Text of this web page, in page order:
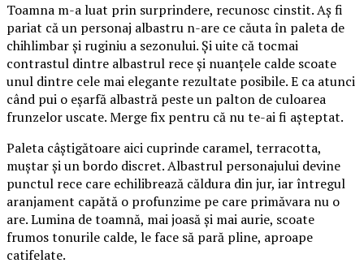
Toamna m-a luat prin surprindere, recunosc cinstit. Aș fi
pariat că un personaj albastru n-are ce căuta în paleta de
chihlimbar și ruginiu a sezonului. Și uite că tocmai
contrastul dintre albastrul rece și nuanțele calde scoate
unul dintre cele mai elegante rezultate posibile. E ca atunci
când pui o eșarfă albastră peste un palton de culoarea
frunzelor uscate. Merge fix pentru că nu te-ai fi așteptat.
Paleta câștigătoare aici cuprinde caramel, terracotta,
muștar și un bordo discret. Albastrul personajului devine
punctul rece care echilibrează căldura din jur, iar întregul
aranjament capătă o profunzime pe care primăvara nu o
are. Lumina de toamnă, mai joasă și mai aurie, scoate
frumos tonurile calde, le face să pară pline, aproape
catifelate.